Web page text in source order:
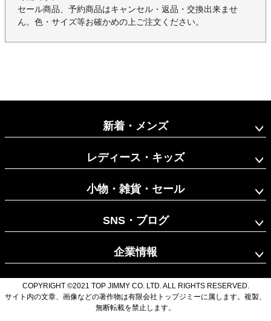
セール商品、予約商品はキャンセル・返品・交換出来ませ
ん。色・サイズ等お確かめの上ご注文ください。
新着・メンズ
レディース・キッズ
小物・雑貨・セール
SNS・ブログ
企業情報
COPYRIGHT ©2021 TOP JIMMY CO. LTD. ALL RIGHTS RESERVED.
サイト内の文章、画像などの著作物は有限会社トップジミーに属します。複製、
無断転載を禁止します。